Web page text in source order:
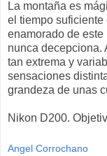
La montaña es
el tiempo suficiente
enamorado de
nunca decepciona.
tan extrema y
sensaciones
grandeza de unas
Nikon D200.
Angel Corrochano